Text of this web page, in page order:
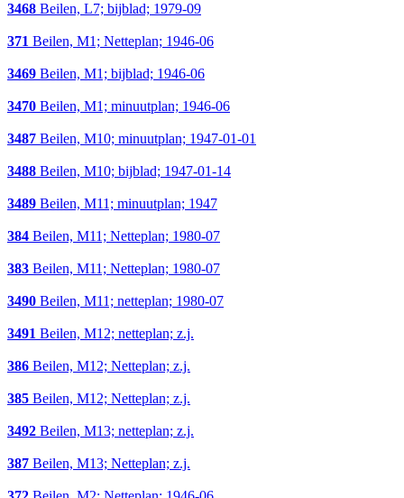
3468 Beilen, L7; bijblad; 1979-09
371 Beilen, M1; Netteplan; 1946-06
3469 Beilen, M1; bijblad; 1946-06
3470 Beilen, M1; minuutplan; 1946-06
3487 Beilen, M10; minuutplan; 1947-01-01
3488 Beilen, M10; bijblad; 1947-01-14
3489 Beilen, M11; minuutplan; 1947
384 Beilen, M11; Netteplan; 1980-07
383 Beilen, M11; Netteplan; 1980-07
3490 Beilen, M11; netteplan; 1980-07
3491 Beilen, M12; netteplan; z.j.
386 Beilen, M12; Netteplan; z.j.
385 Beilen, M12; Netteplan; z.j.
3492 Beilen, M13; netteplan; z.j.
387 Beilen, M13; Netteplan; z.j.